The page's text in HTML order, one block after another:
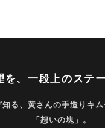
を、一段上のステー
る、黄さんの手造りキ
「想いの塊」。